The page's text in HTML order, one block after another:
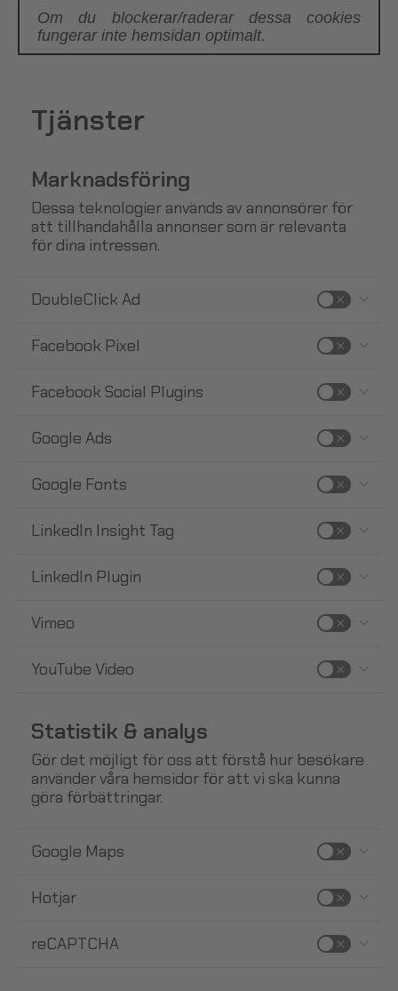
Om du blockerar/raderar dessa cookies
fungerar inte hemsidan optimalt.
Tjänster
Marknadsföring
Dessa teknologier används av annonsörer för
att tillhandahålla annonser som är relevanta
för dina intressen.
DoubleClick Ad
Facebook Pixel
Facebook Social Plugins
Google Ads
Google Fonts
LinkedIn Insight Tag
LinkedIn Plugin
Vimeo
YouTube Video
Statistik & analys
Gör det möjligt för oss att förstå hur besökare
använder våra hemsidor för att vi ska kunna
göra förbättringar.
Google Maps
Hotjar
reCAPTCHA